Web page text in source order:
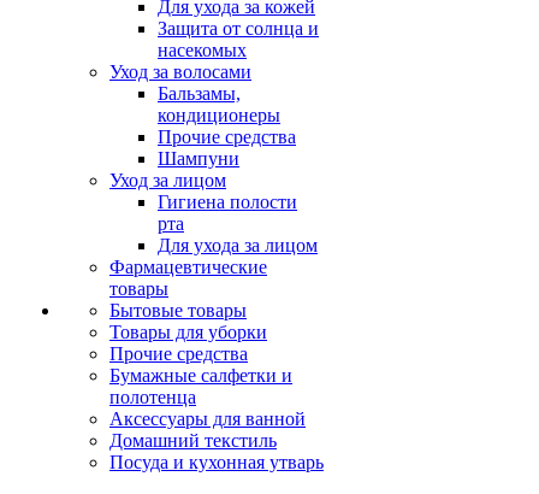
Для ухода за кожей
Защита от солнца и
насекомых
Уход за волосами
Бальзамы,
кондиционеры
Прочие средства
Шампуни
Уход за лицом
Гигиена полости
рта
Для ухода за лицом
Фармацевтические
товары
Бытовые товары
Товары для уборки
Прочие средства
Бумажные салфетки и
полотенца
Аксессуары для ванной
Домашний текстиль
Посуда и кухонная утварь